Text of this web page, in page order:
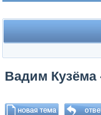
Вадим Кузёма